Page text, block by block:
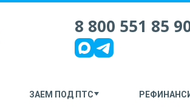
8 800 551 85
ЗАЕМ ПОД ПТС